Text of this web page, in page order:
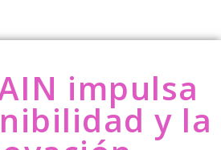
impulsa
y la